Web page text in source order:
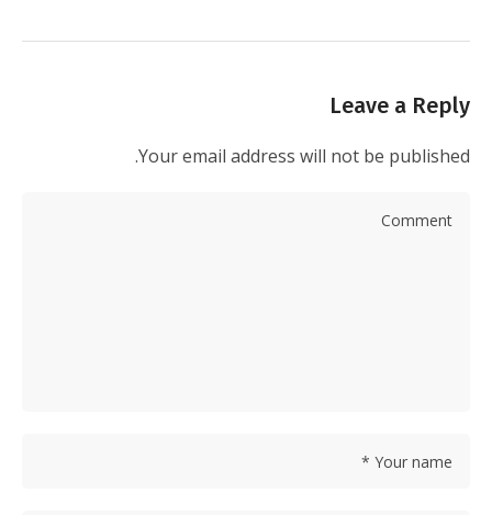
Leave a Reply
Your email address will not be published.